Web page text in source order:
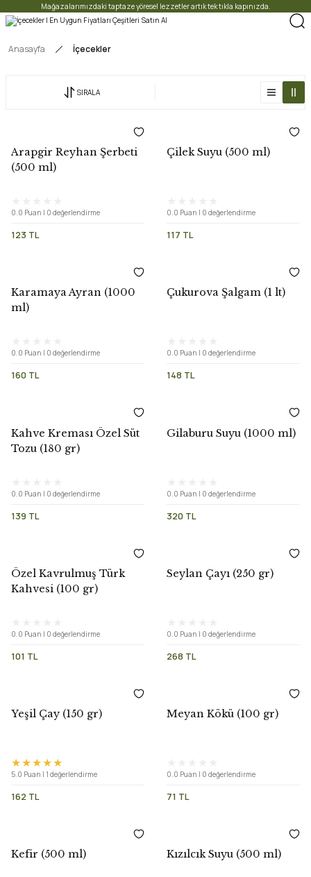
Mağazalarımızdaki taptaze yöresel lezzetler artık tek tıkla kapınızda.
Anasayfa İçecekler
SIRALA
Arapgir Reyhan Şerbeti
(500 ml)
0.0 Puan | 0 değerlendirme
123 TL
Çilek Suyu (500 ml)
0.0 Puan | 0 değerlendirme
117 TL
Karamaya Ayran (1000
ml)
0.0 Puan | 0 değerlendirme
160 TL
Çukurova Şalgam (1 lt)
0.0 Puan | 0 değerlendirme
148 TL
Kahve Kreması Özel Süt
Tozu (180 gr)
0.0 Puan | 0 değerlendirme
139 TL
Gilaburu Suyu (1000 ml)
0.0 Puan | 0 değerlendirme
320 TL
Özel Kavrulmuş Türk
Kahvesi (100 gr)
0.0 Puan | 0 değerlendirme
101 TL
Seylan Çayı (250 gr)
0.0 Puan | 0 değerlendirme
268 TL
Yeşil Çay (150 gr)
5.0 Puan | 1 değerlendirme
162 TL
Meyan Kökü (100 gr)
0.0 Puan | 0 değerlendirme
71 TL
Kefir (500 ml) Kızılcık Suyu (500 ml)